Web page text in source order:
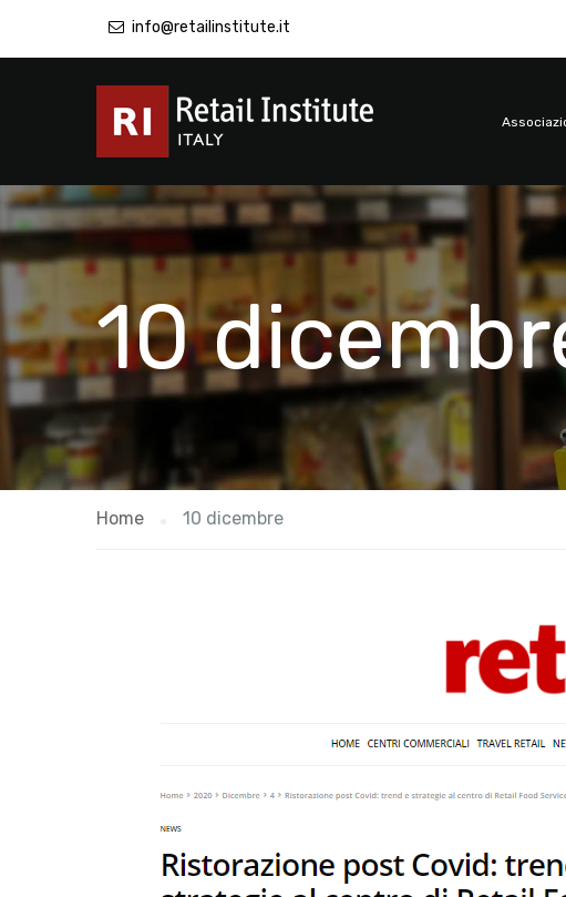
info@retailinstitute.it
10
Home 10 dicembre